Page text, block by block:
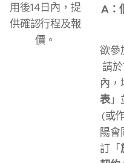
用後14日內，提
供確認行程及報
價。
A：
欲參
請
內，
表」
(或
陽會
訂「